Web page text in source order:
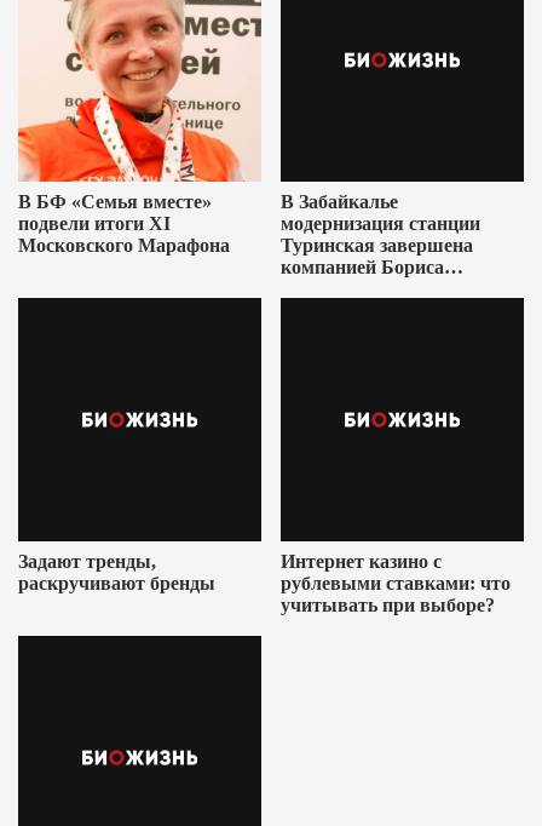
В БФ «Семья вместе»
подвели итоги XI
Московского Марафона
В Забайкалье
модернизация станции
Туринская завершена
компанией Бориса
Задают тренды,
раскручивают бренды
Интернет казино с
рублевыми ставками: что
учитывать при выборе?